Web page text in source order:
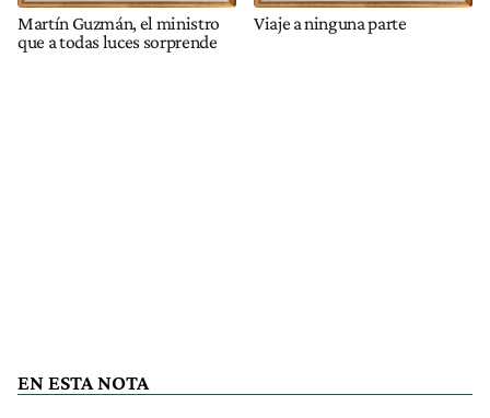
Martín Guzmán, el ministro
que a todas luces sorprende
Viaje a ninguna parte
EN ESTA NOTA